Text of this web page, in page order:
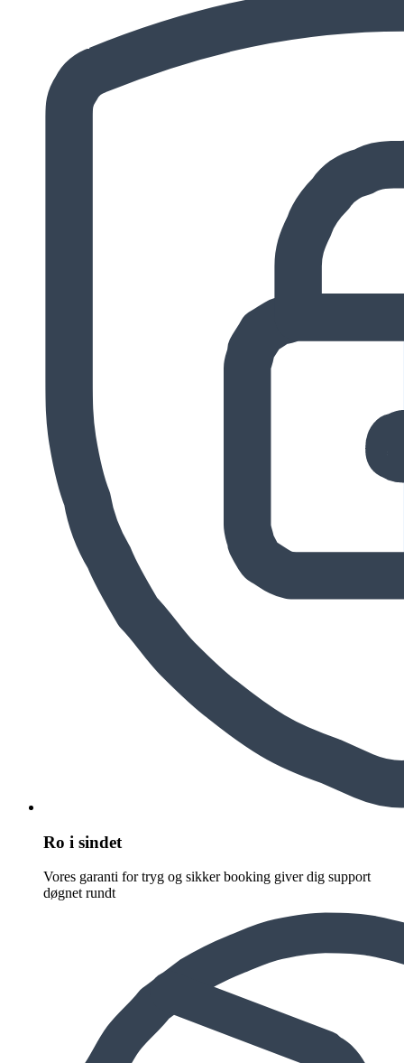
Ro i sindet
Vores garanti for tryg og sikker booking giver dig support
døgnet rundt